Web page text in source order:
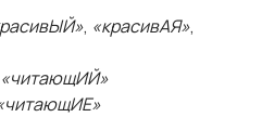
, «красивАЯ»,
«читающИЙ»